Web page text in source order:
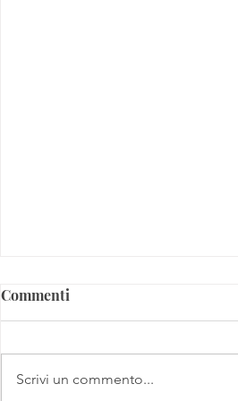
Commenti
Scrivi un commento...